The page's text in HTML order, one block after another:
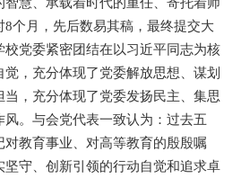
个月，先后数易其稿，最终提交大
党委紧密团结在以习近平同志为核
，充分体现了党委解放思想、谋划
，充分体现了党委发扬民主、集思
风。与会党代表一致认为：过去五
教育事业、对高等教育的殷殷嘱
守、创新引领的行动自觉和追求卓